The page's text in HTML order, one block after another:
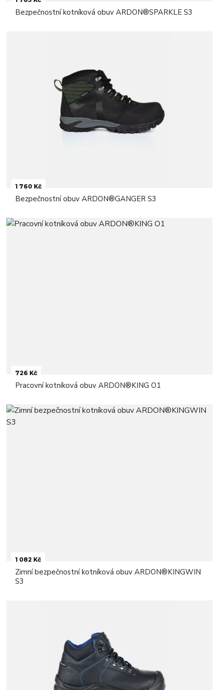
Bezpečnostní kotníková obuv ARDON®SPARKLE S3
1 760 Kč
Bezpečnostní obuv ARDON®GANGER S3
726 Kč
Pracovní kotníková obuv ARDON®KING O1
1 082 Kč
Zimní bezpečnostní kotníková obuv ARDON®KINGWIN
S3